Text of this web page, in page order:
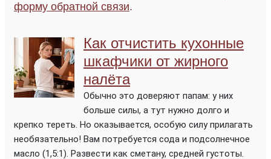
форму обратной связи.
Как отчистить кухонные
шкафчики от жирного
налёта
Обычно это доверяют папам: у них
больше силы, а тут нужно долго и
крепко тереть. Но оказывается, особую силу прилагать
необязательно! Вам потребуется сода и подсолнечное
масло (1,5:1). Развести как сметану, средней густоты.